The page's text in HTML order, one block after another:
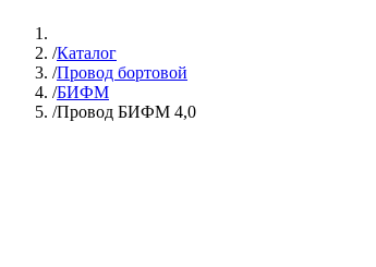
/Каталог
/Провод бортовой
/БИФМ
/Провод БИФМ 4,0